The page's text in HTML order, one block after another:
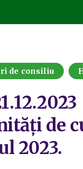
de consiliu
de
2023.